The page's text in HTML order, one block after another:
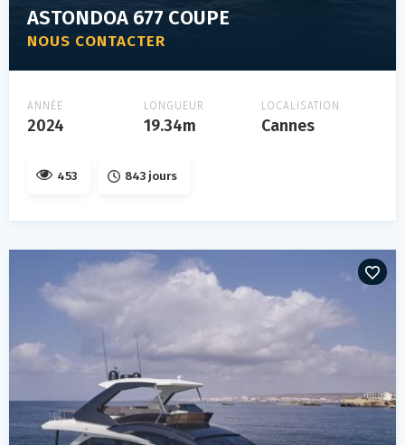
ASTONDOA 677 COUPE
NOUS CONTACTER
ANNÉE
2024
LONGUEUR
19.34m
LOCALISATION
Cannes
453 843 jours